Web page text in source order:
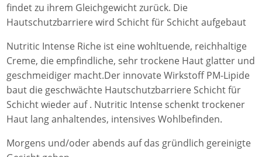
findet zu ihrem Gleichgewicht zurück. Die
Hautschutzbarriere wird Schicht für Schicht aufgebaut
Nutritic Intense Riche ist eine wohltuende, reichhaltige
Creme, die empfindliche, sehr trockene Haut glatter und
geschmeidiger macht.Der innovate Wirkstoff PM-Lipide
baut die geschwächte Hautschutzbarriere Schicht für
Schicht wieder auf . Nutritic Intense schenkt trockener
Haut lang anhaltendes, intensives Wohlbefinden.
Morgens und/oder abends auf das gründlich gereinigte